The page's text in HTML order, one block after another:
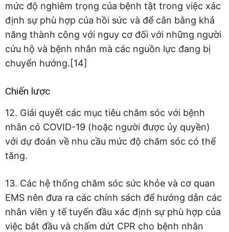
mức độ nghiêm trọng của bệnh tật trong việc xác
định sự phù hợp của hồi sức và để cân bằng khả
năng thành công với nguy cơ đối với những người
cứu hộ và bệnh nhân mà các nguồn lực đang bị
chuyển hướng.[14]
Chiến lược
12. Giải quyết các mục tiêu chăm sóc với bệnh
nhân có COVID-19 (hoặc người được ủy quyền)
với dự đoán về nhu cầu mức độ chăm sóc có thể
tăng.
13. Các hệ thống chăm sóc sức khỏe và cơ quan
EMS nên đưa ra các chính sách để hướng dẫn các
nhân viên y tế tuyến đầu xác định sự phù hợp của
việc bắt đầu và chấm dứt CPR cho bệnh nhân